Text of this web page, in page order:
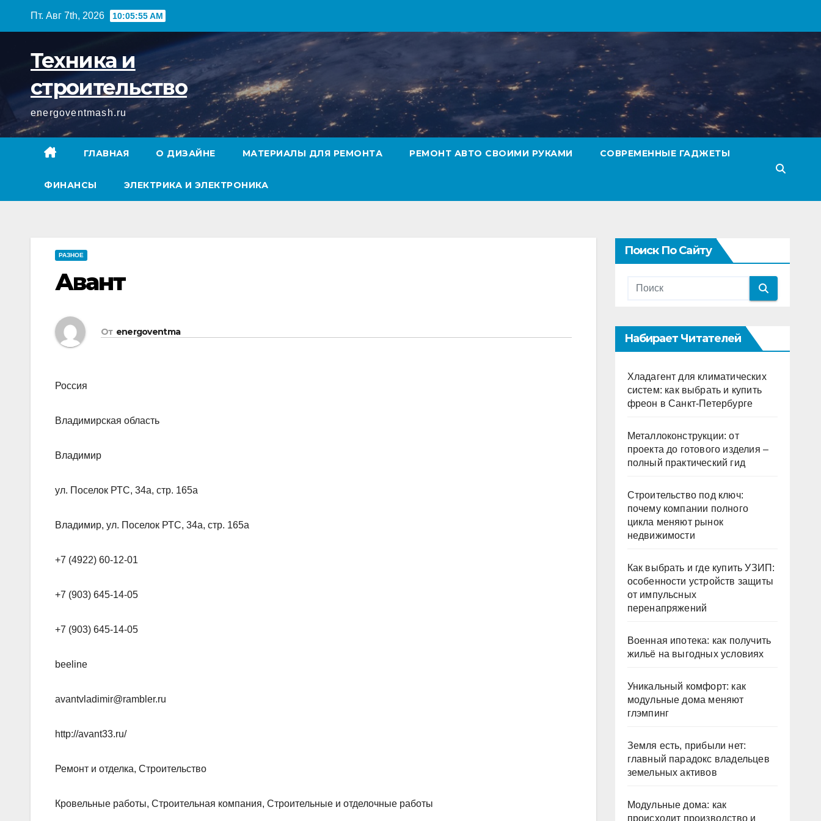
Пт. Авг 7th, 2026 10:05:56 AM
Техника и
строительство
energoventmash.ru
ГЛАВНАЯ О ДИЗАЙНЕ МАТЕРИАЛЫ ДЛЯ РЕМОНТА РЕМОНТ АВТО СВОИМИ РУКАМИ СОВРЕМЕННЫЕ ГАДЖЕТЫ
ФИНАНСЫ ЭЛЕКТРИКА И ЭЛЕКТРОНИКА
РАЗНОЕ
Авант
От energoventma
Россия
Владимирская область
Владимир
ул. Поселок РТС, 34а, стр. 165а
Владимир, ул. Поселок РТС, 34а, стр. 165а
+7 (4922) 60-12-01
+7 (903) 645-14-05
+7 (903) 645-14-05
beeline
avantvladimir@rambler.ru
http://avant33.ru/
Ремонт и отделка, Строительство
Кровельные работы, Строительная компания, Строительные и отделочные работы
Поиск По Сайту
Набирает Читателей
Хладагент для климатических
систем: как выбрать и купить
фреон в Санкт-Петербурге
Металлоконструкции: от
проекта до готового изделия –
полный практический гид
Строительство под ключ:
почему компании полного
цикла меняют рынок
недвижимости
Как выбрать и где купить УЗИП:
особенности устройств защиты
от импульсных
перенапряжений
Военная ипотека: как получить
жильё на выгодных условиях
Уникальный комфорт: как
модульные дома меняют
глэмпинг
Земля есть, прибыли нет:
главный парадокс владельцев
земельных активов
Модульные дома: как
происходит производство и